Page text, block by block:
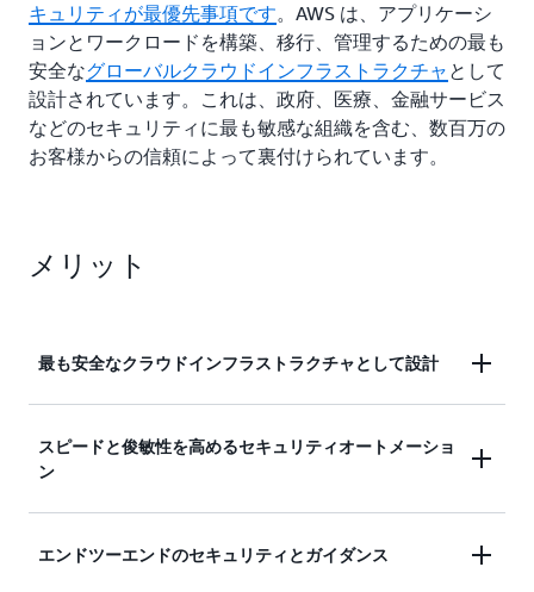
キュリティが最優先事項です。AWS は、アプリケーシ
ョンとワークロードを構築、移行、管理するための最も
安全なグローバルクラウドインフラストラクチャ として
設計されています。これは、政府、医療、金融サービス
などのセキュリティに最も敏感な組織を含む、数百万の
お客様からの信頼によって裏付けられています。
メリット
最も安全なクラウドインフラストラクチャとして設計
現在利用可能な最も安全なクラウドコンピューティ
ング環境として設計されたインフラストラクチャ上
全な基盤を確保する必要があります。AWS は、あ
スピードと俊敏性を高めるセキュリティオートメーショ
ン
組織のあらゆる部分にセキュリティを確実に統合お
エンドツーエンドのセキュリティとガイダンス